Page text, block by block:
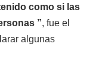
como si las
”, fue el
algunas